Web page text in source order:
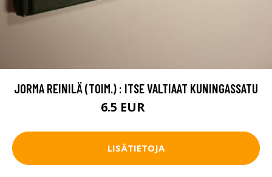
JORMA REINILÄ (TOIM.) : ITSE VALTIAAT KUNINGASSATU
6.5 EUR
LISÄTIETOJA